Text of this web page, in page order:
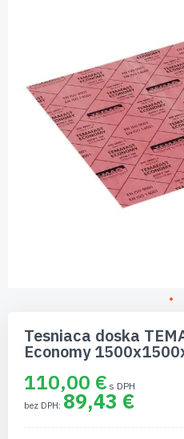
začiatok
galérie
Tesniaca doska
Economy
110,00 €
89,43 €